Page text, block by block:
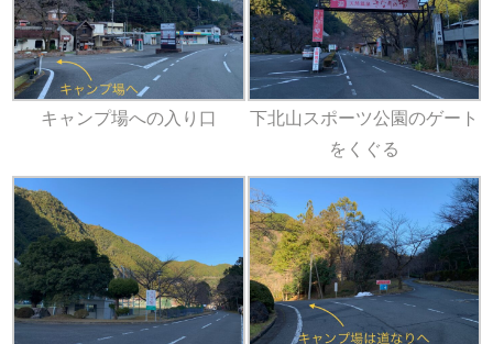
キャンプ場への入り口
下北山スポーツ公園のゲート
をくぐる